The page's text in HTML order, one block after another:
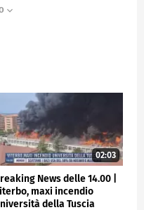
Rettore
il John
un simbolo
culture. Ed è per
- che mi sento di
dal ministro Bernini,
scientifica italiana non
la comunità scientifica
di stabilire un
le studentesse e gli
02:03
News delle 14.00 |
maxi incendio
della Tuscia